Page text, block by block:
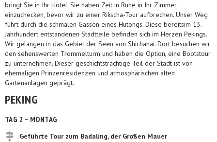
bringt Sie in Ihr Hotel. Sie haben Zeit in Ruhe in Ihr Zimmer
einzuchecken, bevor wir zu einer Rikscha-Tour aufbrechen. Unser Weg
führt durch die schmalen Gassen eines Hutongs. Diese bereitsim 13.
Jahrhundert entstandenen Stadtteile befinden sich im Herzen Pekings.
Wir gelangen in das Gebiet der Seen von Shichahai. Dort besuchen wir
den sehenswerten Trommelturm und haben die Option, eine Bootstour
zu unternehmen. Dieser geschichtsträchtige Teil der Stadt ist von
ehemaligen Prinzenresidenzen und atmosphärischen alten
Gartenanlagen geprägt.
PEKING
TAG 2 – MONTAG
Geführte Tour zum Badaling, der Großen Mauer